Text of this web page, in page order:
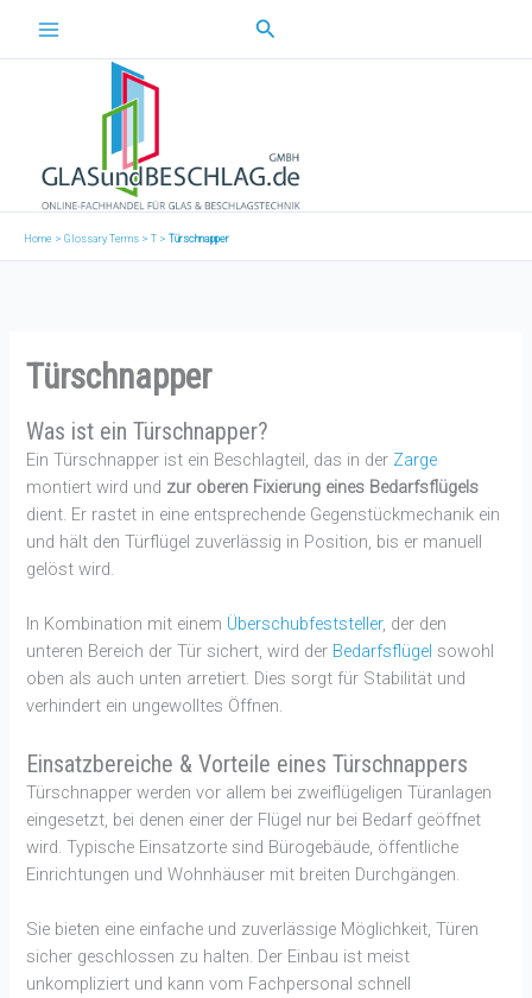
Inhalt
springen
Suchen
Home > Glossary Terms > T > Türschnapper
Türschnapper
Was ist ein Türschnapper?
Ein Türschnapper ist ein Beschlagteil, das in der Zarge
montiert wird und zur oberen Fixierung eines Bedarfsflügels
dient. Er rastet in eine entsprechende Gegenstückmechanik ein
und hält den Türflügel zuverlässig in Position, bis er manuell
gelöst wird.
In Kombination mit einem Überschubfeststeller, der den
unteren Bereich der Tür sichert, wird der Bedarfsflügel sowohl
oben als auch unten arretiert. Dies sorgt für Stabilität und
verhindert ein ungewolltes Öffnen.
Einsatzbereiche & Vorteile eines Türschnappers
Türschnapper werden vor allem bei zweiflügeligen Türanlagen
eingesetzt, bei denen einer der Flügel nur bei Bedarf geöffnet
wird. Typische Einsatzorte sind Bürogebäude, öffentliche
Einrichtungen und Wohnhäuser mit breiten Durchgängen.
Sie bieten eine einfache und zuverlässige Möglichkeit, Türen
sicher geschlossen zu halten. Der Einbau ist meist
unkompliziert und kann vom Fachpersonal schnell